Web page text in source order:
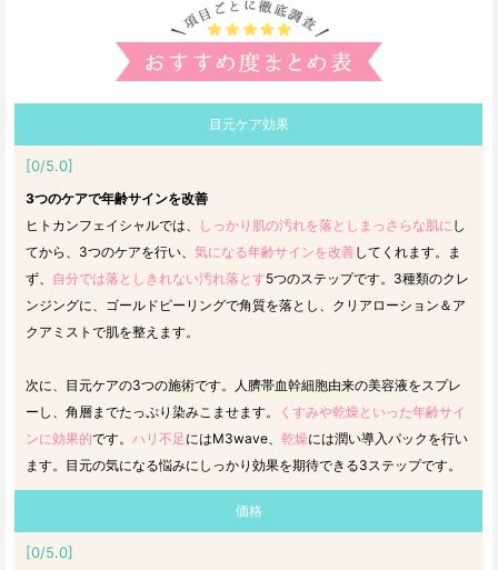
目元ケア効果
[0/5.0]
3つのケアで年齢サインを改善
ヒトカンフェイシャルでは、
しっかり肌の汚れを落としまっさらな肌に し
てから、3つのケアを行い、 気になる年齢サインを改善してくれます。ま
ず、 自分では落としきれない汚れ落とす5つのステップです。3種類のクレ
ンジングに、ゴールドピーリングで角質を落とし、クリアローション＆ア
クアミストで肌を整えます。
次に、目元ケアの3つの施術です。人臍帯血幹細胞由来の美容液をスプレ
ーし、角層までたっぷり染みこませます。
くすみや乾燥といった年齢サイ
ンに効果的です。 ハリ不足 にはM3wave、 乾燥には潤い導入パックを行い
ます。目元の気になる悩みにしっかり効果を期待できる3ステップです。
価格
[0/5.0]